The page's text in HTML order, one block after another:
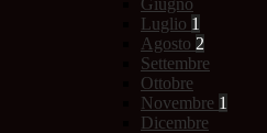
Giugno
Luglio 1
Agosto 2
Settembre
Ottobre
Novembre 1
Dicembre